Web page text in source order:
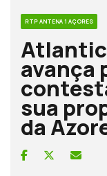
RTP ANTENA 1 AÇORES
avança
sua
da